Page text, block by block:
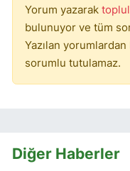
Yorum yazarak
bulunuyor ve tüm
Yazılan
sorumlu tutulamaz.
Diğer Haberler